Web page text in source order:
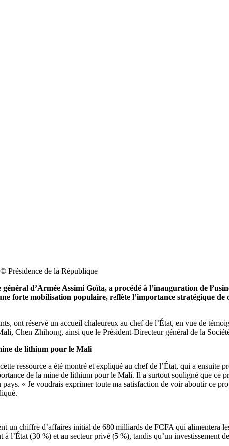
Présidence de la République
d’Armée Assimi Goïta, a procédé à l’inauguration de
forte mobilisation populaire, reflète l’importance stratégique
ont réservé un accueil chaleureux au chef de l’État, en vue de
Chen Zhihong, ainsi que le Président-Directeur général de la
de lithium pour le Mali
ressource a été montré et expliqué au chef de l’État, qui a ensuite
de la mine de lithium pour le Mali. Il a surtout souligné que ce
« Je voudrais exprimer toute ma satisfaction de voir aboutir ce
un chiffre d’affaires initial de 680 milliards de FCFA qui alimentera
l’État (30 %) et au secteur privé (5 %), tandis qu’un investissement